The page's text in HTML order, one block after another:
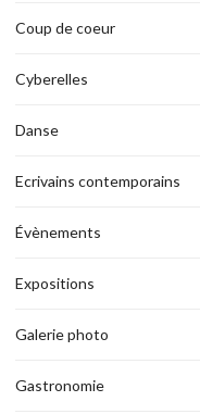
Coup de coeur
Cyberelles
Danse
Ecrivains contemporains
Évènements
Expositions
Galerie photo
Gastronomie